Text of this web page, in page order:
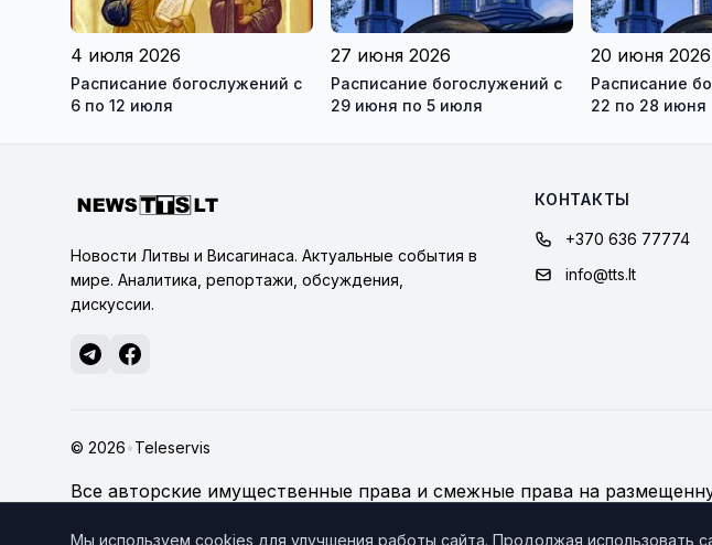
4 июля 2026
Расписание богослужений с
6 по 12 июля
27 июня 2026
Расписание богослужений с
29 июня по 5 июля
20 июня 2026
Расписание
22 по 28 июня
Новости Литвы и Висагинаса. Актуальные события в
мире. Аналитика, репортажи, обсуждения,
дискуссии.
КОНТАКТЫ
+370 636 77774
info@tts.lt
© 2026•Teleservis
Все авторские имущественные права и смежные права на
Мы используем cookies для улучшения работы сайта. Продолжая использовать